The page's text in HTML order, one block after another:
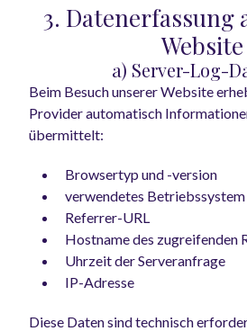
3. Datenerfassung
Website
a) Server-Log-
Beim Besuch unserer Website
Provider automatisch
übermittelt:
Browsertyp und -version
verwendetes Betriebssystem
Referrer-URL
Hostname des zugreifenden
Uhrzeit der Serveranfrage
IP-Adresse
Diese Daten sind technisch